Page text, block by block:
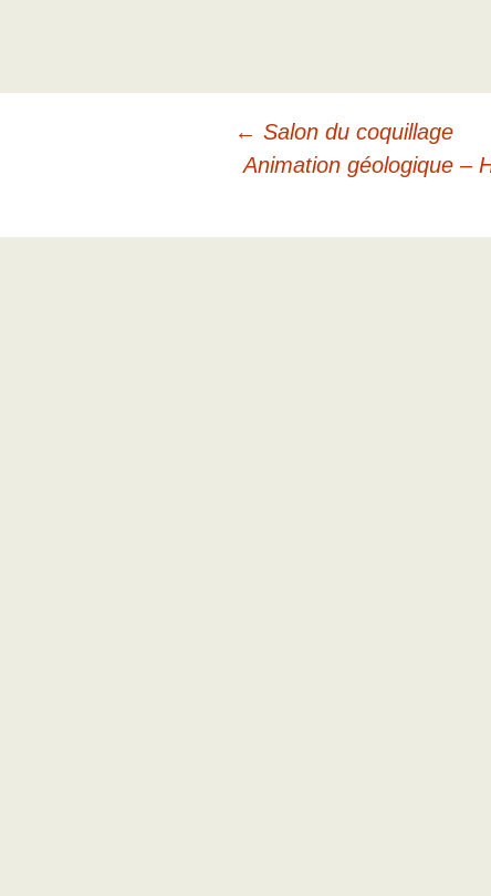
Navigation
← Salon du coquillage
Animation géologique –